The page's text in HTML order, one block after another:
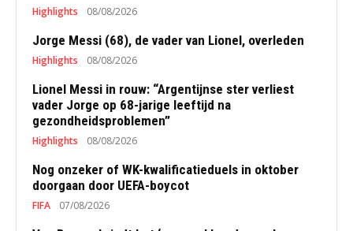
Highlights 08/08/2026
Jorge Messi (68), de vader van Lionel, overleden
Highlights 08/08/2026
Lionel Messi in rouw: “Argentijnse ster verliest
vader Jorge op 68-jarige leeftijd na
gezondheidsproblemen”
Highlights 08/08/2026
Nog onzeker of WK-kwalificatieduels in oktober
doorgaan door UEFA-boycot
FIFA 07/08/2026